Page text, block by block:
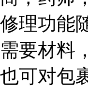
修理功能
需要材料
也可对包